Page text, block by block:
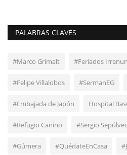
PALABRAS CLAVES
#Marco Grimalt #Feriados
#Felipe Villalobos #SermanEG
#Embajada de Japón Hospital
#Refugio Canino #Sergio
#Gúmera #QuédateEnCasa